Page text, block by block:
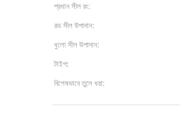
প্রধান সীল রং:
রড সীল উপাদান:
ধুলো সীল উপাদান:
টাইপ:
বিশেষভাবে তুলে ধরা: